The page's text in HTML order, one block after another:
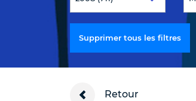
Supprimer tous les filtres
Retour